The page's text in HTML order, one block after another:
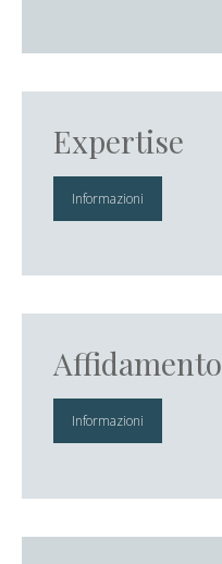
Expertise
Informazioni
Affidamento
Informazioni